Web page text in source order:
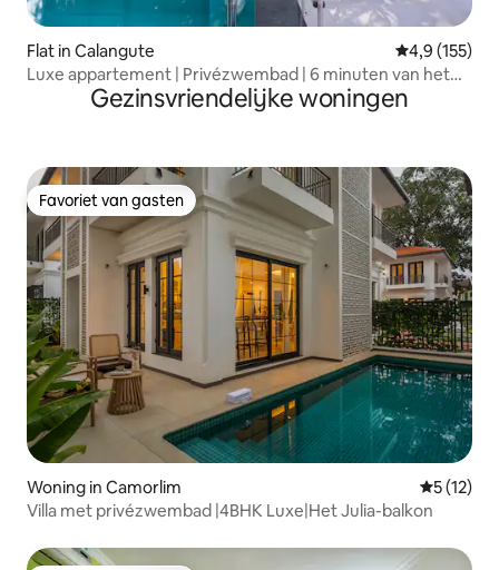
Flat in Calangute Gemiddelde
4,9 (155)
Luxe appartement | Privézwembad | 6 minuten van het
Gezinsvriendelijke woningen
Favoriet van gasten
Favoriet van gasten
Woning in Camorlim
5 (12)
Villa met privézwembad |4BHK Luxe|Het Julia-balkon